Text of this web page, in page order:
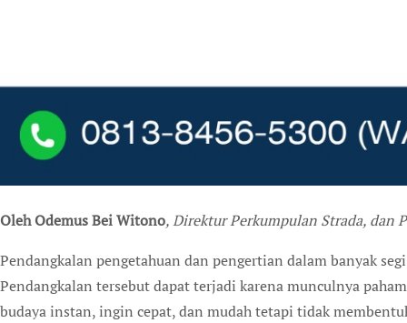
Oleh Odemus Bei Witono, Direktur Perkumpulan Strada, dan
Pendangkalan pengetahuan dan pengertian dalam banyak
Pendangkalan tersebut dapat terjadi karena munculnya
budaya instan, ingin cepat, dan mudah tetapi tidak